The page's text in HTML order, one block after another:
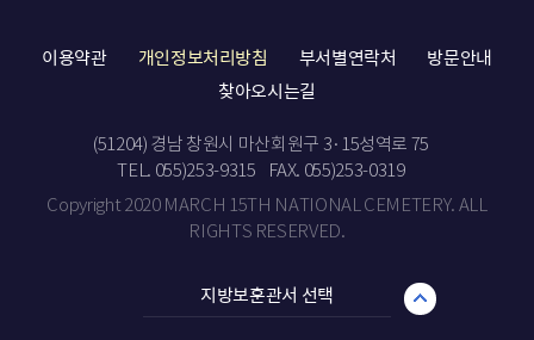
이용약관 개인정보처리방침 부서별연락처
방문안내
찾아오시는길
(51204) 경남 창원시 마산회원구 3·15성역로 75
TEL. 055)253-9315
FAX. 055)253-0319
Copyright 2020 MARCH 15TH NATIONAL CEMETERY. ALL
RIGHTS RESERVED.
지방보훈관서 선택